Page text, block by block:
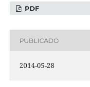
PDF
PUBLICADO
2014-05-28